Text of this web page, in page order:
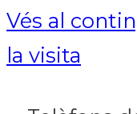
Vés al
la visita
Notícies